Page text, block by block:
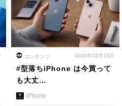
コンテンツ 2026年02月15日
#型落ちiPhone は今買って
も大丈…
iPhone